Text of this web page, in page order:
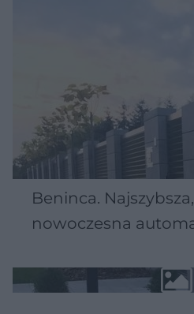
Beninca.
nowoczesna